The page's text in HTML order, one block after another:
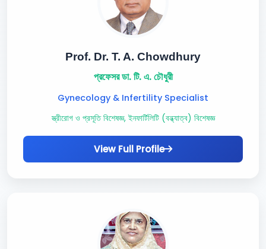
Prof. Dr. T. A. Chowdhury
প্রফেসর ডা. টি. এ. চৌধুরী
Gynecology & Infertility Specialist
স্ত্রীরোগ ও প্রসূতি বিশেষজ্ঞ, ইনফার্টিলিটি (বন্ধ্যাত্ব) বিশেষজ্ঞ
View Full Profile